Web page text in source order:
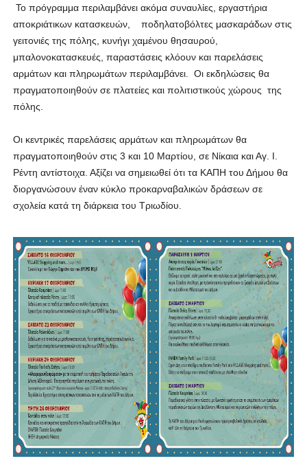
Το πρόγραμμα περιλαμβάνει ακόμα συναυλίες, εργαστήρια
αποκριάτικων κατασκευών, ποδηλατοβόλτες μασκαράδων στις
γειτονιές της πόλης, κυνήγι χαμένου θησαυρού,
μπαλονοκατασκευές, παραστάσεις κλόουν και παρελάσεις
αρμάτων και πληρωμάτων περιλαμβάνει. Οι εκδηλώσεις θα
πραγματοποιηθούν σε πλατείες και πολιτιστικούς χώρους της
πόλης.
Οι κεντρικές παρελάσεις αρμάτων και πληρωμάτων θα
πραγματοποιηθούν στις 3 και 10 Μαρτίου, σε Νίκαια και Αγ. Ι.
Ρέντη αντίστοιχα. Αξίζει να σημειωθεί ότι τα ΚΑΠΗ του Δήμου θα
διοργανώσουν έναν κύκλο προκαρναβαλικών δράσεων σε
σχολεία κατά τη διάρκεια του Τριωδίου.